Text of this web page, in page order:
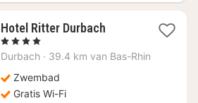
Hotel Ritter Durbach1
vanaf
, 4 Sterren
Durbach · 39.4 km van Bas-Rhin
Zwembad
Gratis Wi-Fi